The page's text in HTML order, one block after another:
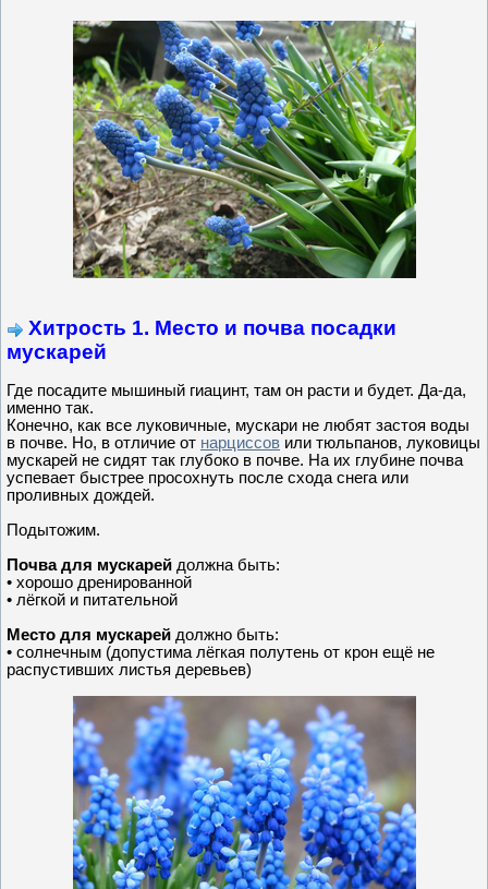
Хитрость 1. Место и почва посадки
мускарей
Где посадите мышиный гиацинт, там он расти и будет. Да-да,
именно так.
Конечно, как все луковичные, мускари не любят застоя воды
в почве. Но, в отличие от нарциссов или тюльпанов, луковицы
мускарей не сидят так глубоко в почве. На их глубине почва
успевает быстрее просохнуть после схода снега или
проливных дождей.
Подытожим.
Почва для мускарей должна быть:
• хорошо дренированной
• лёгкой и питательной
Место для мускарей должно быть:
• солнечным (допустима лёгкая полутень от крон ещё не
распустивших листья деревьев)